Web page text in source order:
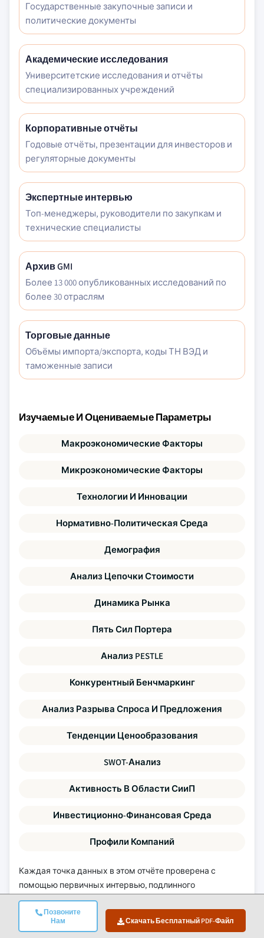
Позвоните
Нам
Скачать Бесплатный PDF-Файл
Государственные закупочные записи и
политические документы
Академические исследования
Университетские исследования и отчёты
специализированных учреждений
Корпоративные отчёты
Годовые отчёты, презентации для инвесторов и
регуляторные документы
Экспертные интервью
Топ-менеджеры, руководители по закупкам и
технические специалисты
Архив GMI
Более 13 000 опубликованных исследований по
более 30 отраслям
Торговые данные
Объёмы импорта/экспорта, коды ТН ВЭД и
таможенные записи
Изучаемые И Оцениваемые Параметры
Макроэкономические Факторы
Микроэкономические Факторы
Технологии И Инновации
Нормативно-Политическая Среда
Демография
Анализ Цепочки Стоимости
Динамика Рынка
Пять Сил Портера
Анализ PESTLE
Конкурентный Бенчмаркинг
Анализ Разрыва Спроса И Предложения
Тенденции Ценообразования
SWOT-Анализ
Активность В Области СииП
Инвестиционно-Финансовая Среда
Профили Компаний
Каждая точка данных в этом отчёте проверена с
помощью первичных интервью, подлинного
восходящего моделирования и строгой перекрёстной
проверки.Узнайте больше о нашем исследовательском
процессе →